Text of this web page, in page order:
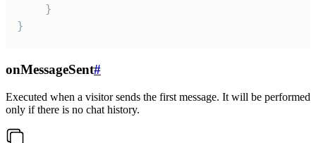
    }
}
onMessageSent#
Executed when a visitor sends the first message. It will be performed
only if there is no chat history.